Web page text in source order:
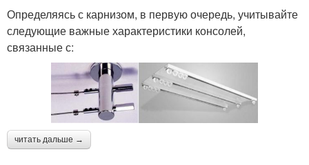
Определяясь с карнизом, в первую очередь, учитывайте
следующие важные характеристики консолей,
связанные с:
читать дальше →